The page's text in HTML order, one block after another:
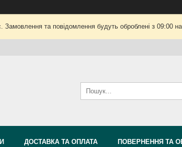
Замовлення та повідомлення будуть оброблені з 09:00
ДОСТАВКА ТА ОПЛАТА ПОВЕРНЕННЯ ТА